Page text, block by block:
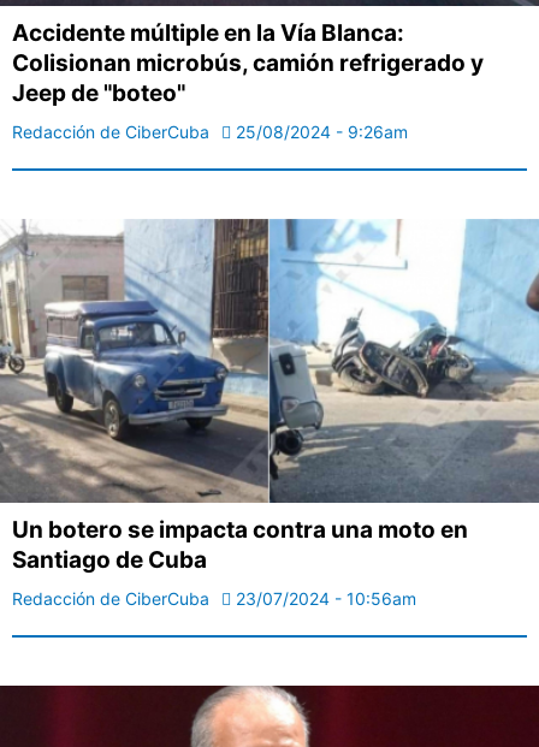
Accidente múltiple en la Vía Blanca:
Colisionan microbús, camión refrigerado y
Jeep de "boteo"
Redacción de CiberCuba 25/08/2024 - 9:26am
Un botero se impacta contra una moto en
Santiago de Cuba
Redacción de CiberCuba 23/07/2024 - 10:56am